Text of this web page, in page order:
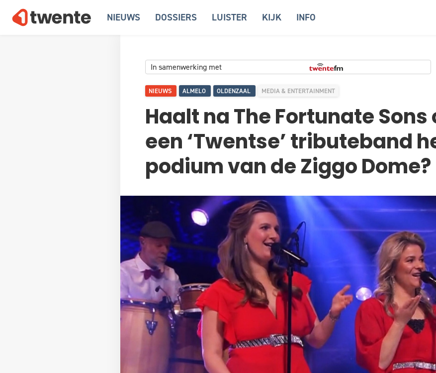
NIEUWS DOSSIERS LUISTER KIJK INFO
In samenwerking met
NIEUWS ALMELO OLDENZAAL MEDIA & ENTERTAINMENT
Haalt na The Fortunate Sons
een ‘Twentse’ tributeband
podium van de Ziggo Dome?